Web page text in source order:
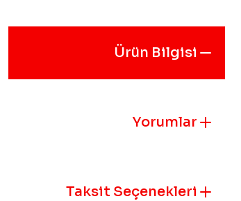
Ürün Bilgisi
Yorumlar
Taksit Seçenekleri